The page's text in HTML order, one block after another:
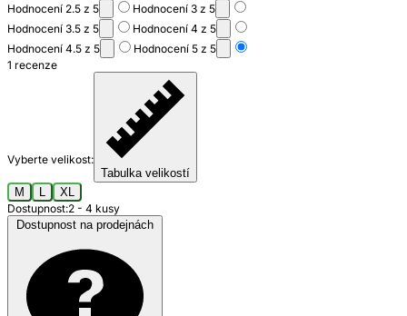
Hodnocení 2.5 z 5
Hodnocení 3 z 5
Hodnocení 3.5 z 5
Hodnocení 4 z 5
Hodnocení 4.5 z 5
Hodnocení 5 z 5
1 recenze
Vyberte velikost:
Tabulka velikostí
M
L
XL
Dostupnost:2 - 4 kusy